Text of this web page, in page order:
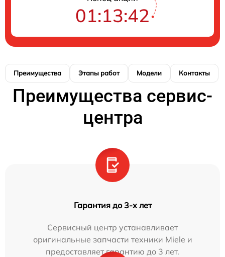
01:13:42
Преимущества Этапы работ Модели Контакты
Преимущества сервис-
центра
Гарантия до 3-х лет
Сервисный центр устанавливает
оригинальные запчасти техники Miele и
предоставляет гарантию до 3 лет.